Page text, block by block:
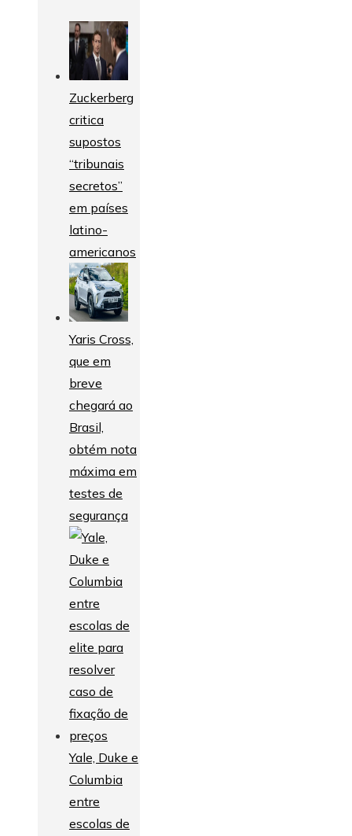
Zuckerberg
critica
supostos
“tribunais
secretos”
em países
latino-
americanos
Yaris Cross,
que em
breve
chegará ao
Brasil,
obtém nota
máxima em
testes de
segurança
Yale, Duke e
Columbia
entre
escolas de